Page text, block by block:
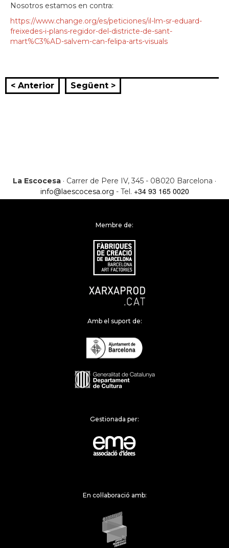
Nosotros estamos en contra:
https://www.change.org/es/peticiones/il-lm-sr-eduard-
freixedes-i-plans-regidor-del-districte-de-sant-
mart%C3%AD-salvem-can-felipa-arts-visuals
< Anterior Següent >
La Escocesa · Carrer de Pere IV, 345 - 08020 Barcelona ·
info@laescocesa.org - Tel. +34 93 165 0020
Membre de:
Amb el suport de:
Gestionada per:
En col·laboració amb: